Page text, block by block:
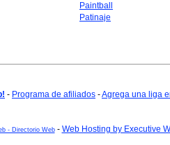
Paintball
Patinaje
- Programa de afiliados -Agrega una liga
- Directorio Web- Web Hosting by Executive